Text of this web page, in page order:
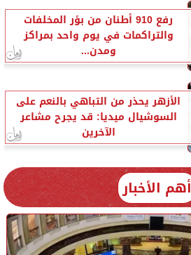
رفع 910 أطنان من بؤر المخلفات
والتراكمات في يوم واحد بمراكز
ومدن...
الأزهر يحذر من التباهي بالنعم على
السوشيال ميديا: قد يجرح مشاعر
الآخرين
أهم الأخبار